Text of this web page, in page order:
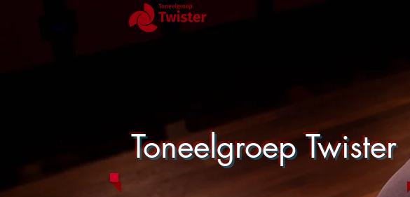
Toneelgroep Twister